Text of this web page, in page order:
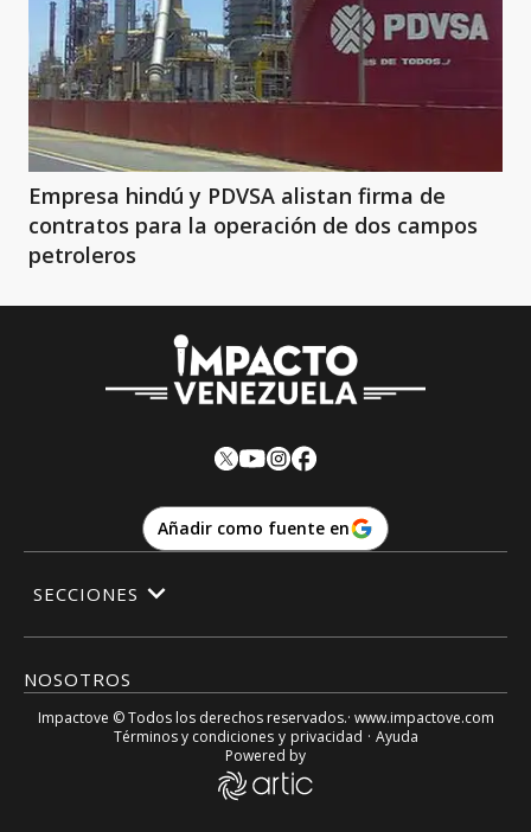
Empresa hindú y PDVSA alistan firma de
contratos para la operación de dos campos
petroleros
Añadir como fuente en
NOSOTROS
SECCIONES
Impactove © Todos los derechos reservados.· www.impactove.com
Términos y condiciones y privacidad · Ayuda
Powered by